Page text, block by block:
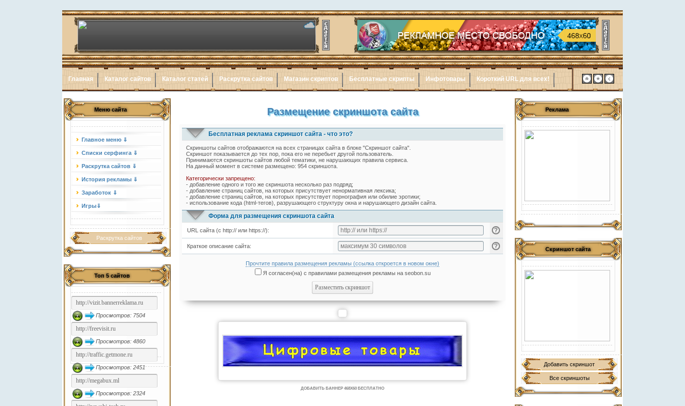
Главная Каталог сайтов Каталог статей Раскрутка сайтов Магазин скриптов Бесплатные скрипты Инфотовары Короткий URL для всех!
Меню сайта
Главное меню ⇓
Списки серфинга ⇓
Раскрутка сайтов ⇓
История рекламы ⇓
Заработок ⇓
Игры⇓
Раскрутка сайтов
Топ 5 сайтов
Просмотров: 7504
Просмотров: 4860
Просмотров: 2451
Просмотров: 2324
Реклама
Скриншот сайта
Добавить скриншот
Все скриншоты
Размещение скриншота сайта
Бесплатная реклама скриншот сайта - что это?
Скриншоты сайтов отображаются на всех страницах сайта в блоке "Скриншот сайта".
Скриншот показывается до тех пор, пока его не перебьет другой пользователь.
Принимаются скриншоты сайтов любой тематики, не нарушающих правила сервиса.
На данный момент в системе размещено: 954 скриншота.
Категорически запрещено:
- добавление одного и того же скриншота несколько раз подряд;
- добавление страниц сайтов, на которых присутствует ненормативная лексика;
- добавление страниц сайтов, на которых присутствует порнография или обилие эротики;
- использование кода (html-тегов), разрушающего структуру окна и нарушающего дизайн сайта.
Форма для размещения скриншота сайта
URL сайта (с http:// или https://):
Краткое описание сайта:
Прочтите правила размещения рекламы (ссылка откроется в новом окне)
Я согласен(на) с правилами размещения рекламы на seobon.su
ДОБАВИТЬ БАННЕР 468Х60 БЕСПЛАТНО